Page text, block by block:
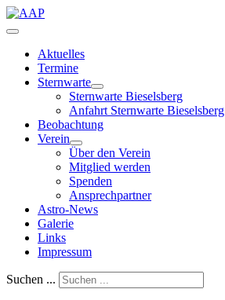
Aktuelles
Termine
Sternwarte
Sternwarte Bieselsberg
Anfahrt Sternwarte Bieselsberg
Beobachtung
Verein
Über den Verein
Mitglied werden
Spenden
Ansprechpartner
Astro-News
Galerie
Links
Impressum
Suchen ...